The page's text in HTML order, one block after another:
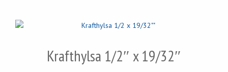
Krafthylsa 1/2″ x 19/32″